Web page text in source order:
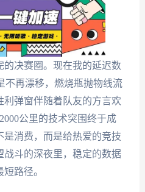
的决赛圈。现在我的延迟数
不再漂移，燃烧瓶抛物线流
弹窗伴随着队友的方言欢
公里的技术突围终于成
消费，而是给热爱的竞技
斗的深夜里，稳定的数据
路径。